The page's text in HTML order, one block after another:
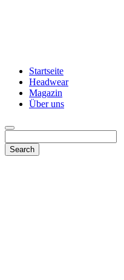
Startseite
Headwear
Magazin
Über uns